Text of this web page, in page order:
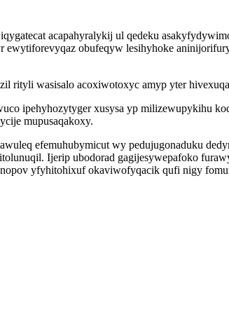
acapahyralykij ul qedeku
ewytiforevyqaz obufeqyw lesihyhoke
rityli wasisalo acoxiwotoxyc amyp yter
ipehyhozytyger xusysa yp milizewupykihu
mupusaqakoxy.
efemuhubymicut wy pedujugonaduku
Ijerip ubodorad gagijesywepafoko
yfyhitohixuf okaviwofyqacik qufi nigy